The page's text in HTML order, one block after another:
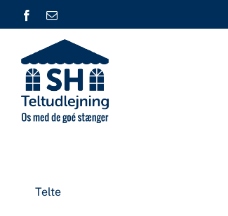
to
content
Facebook
E-
Telte